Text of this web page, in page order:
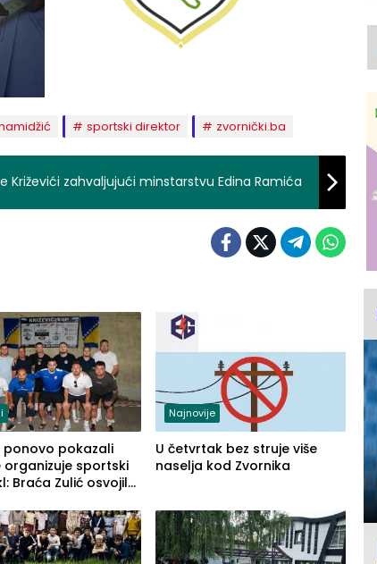
sportski direktor zvornički.ba
Križevići zahvaljujući minstarstvu Edina Ramića
ponovo pokazali
organizuje sportski
Braća Zulić osvojila
Najnovije
U četvrtak bez struje više
naselja kod Zvornika